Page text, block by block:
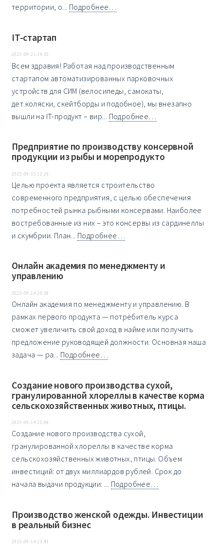
территории, о... Подробнее…
IT-стартап
2023-09-21 19:35
Всем здравия! Работая над производственным
стартапом автоматизированных парковочных
устройств для СИМ (велосипеды, самокаты,
дет.коляски, скейтборды и подобное), мы внезапно
вышли на IT-продукт – вир... Подробнее…
Предприятие по производству консервной
продукции из рыбы и морепродукто
2023-09-15 12:29
Целью проекта является строительство
современного предприятия, с целью обеспечения
потребностей рынка рыбными консервами. Наиболее
востребованные из них – это консервы из сардинеллы
и скумбрии. План... Подробнее…
Онлайн академия по менеджменту и
управлению
2023-09-14 20:28
Онлайн академия по менеджменту и управлению. В
рамках первого продукта — потребитель курса
сможет увеличить свой доход в найме или получить
предложение руководящей должности. Основная наша
задача — ра... Подробнее…
Создание нового производства сухой,
гранулированной хлореллы в качестве корма
сельскохозяйственных животных, птицы.
2023-09-14 15:08
Создание нового производства сухой,
гранулированной хлореллы в качестве корма
сельскохозяйственных животных, птицы. Объем
инвестиций: от двух миллиардов рублей. Срок до
начала выдачи продукции: ... Подробнее…
Производство женской одежды. Инвестиции
в реальный бизнес
2023-09-14 13:41